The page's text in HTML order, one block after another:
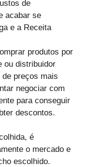
de
acabar se
e a Receita
produtos por
ou distribuidor
preços mais
negociar com
para conseguir
descontos.
é
o mercado e
escolhido.